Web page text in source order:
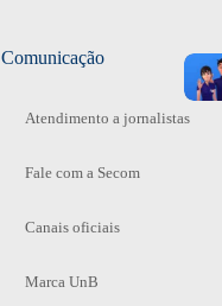
Comunicação
Atendimento a jornalistas
Fale com a Secom
Canais oficiais
Marca UnB